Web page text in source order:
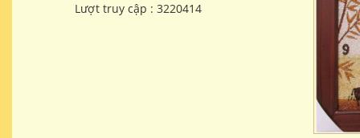
Lượt truy cập : 3220414